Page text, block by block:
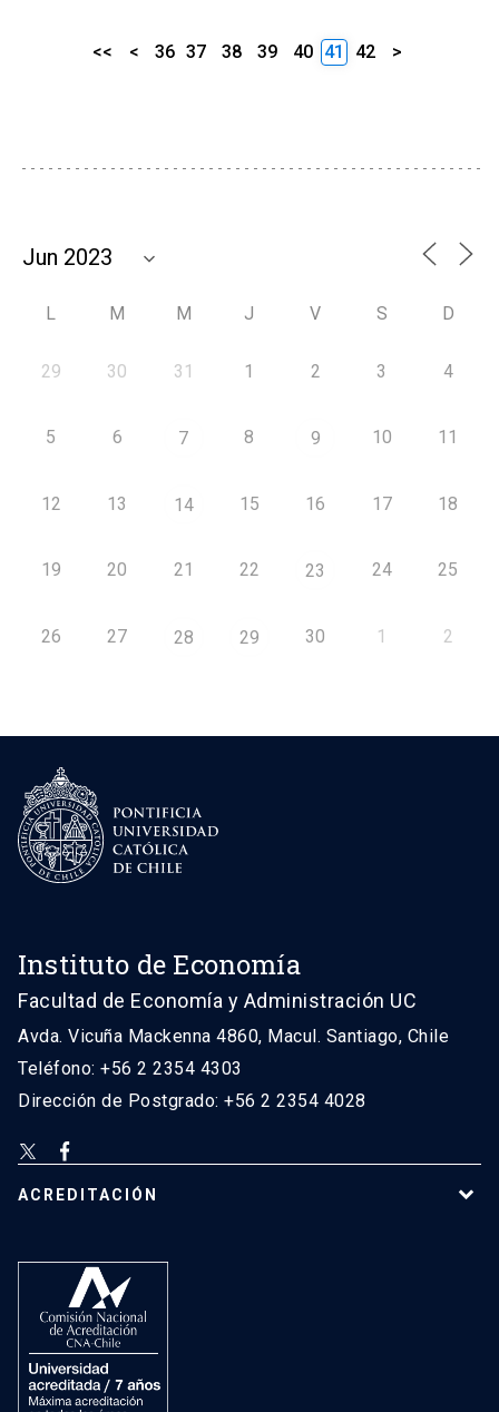
<< < 36 37 38 39 40 41 42 >
L M M J V S D
29 30 31 1 2 3 4
5 6 7 8 9 10 11
12 13 14 15 16 17 18
19 20 21 22 23 24 25
26 27 28 29 30 1 2
Instituto de Economía
Facultad de Economía y Administración UC
Avda. Vicuña Mackenna 4860, Macul. Santiago, Chile
Teléfono: +56 2 2354 4303
Dirección de Postgrado: +56 2 2354 4028
ACREDITACIÓN